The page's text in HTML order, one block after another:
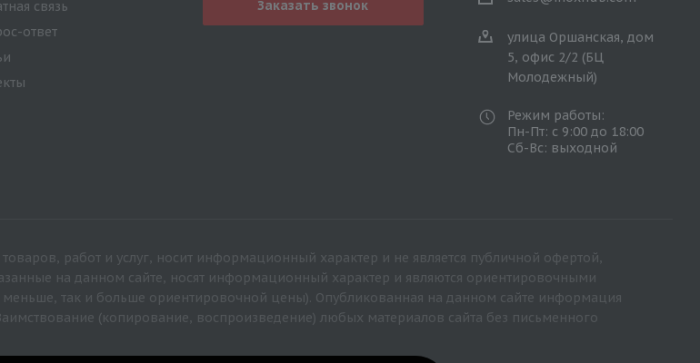
связь
ответ
Заказать звонок
улица Оршанская, дом
5, офис 2/2 (БЦ
Молодежный)
Режим работы:
Пн-Пт: с 9:00 до 18:00
Сб-Вс: выходной
работ и услуг, носит информационный характер и не является публичной офертой,
на данном сайте, носят информационный характер и являются ориентировочными
меньше, так и больше ориентировочной цены). Опубликованная на данном сайте информация
(копирование, воспроизведение) любых материалов сайта без письменного